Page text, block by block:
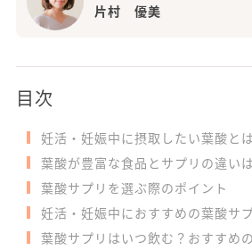
片村 優美
目次
妊活・妊娠中に摂取したい葉酸と
葉酸が豊富な食品とサプリの違い
葉酸サプリを選ぶ際のポイント
妊活・妊娠中におすすめの葉酸サ
葉酸サプリはいつ飲む？おすすめ